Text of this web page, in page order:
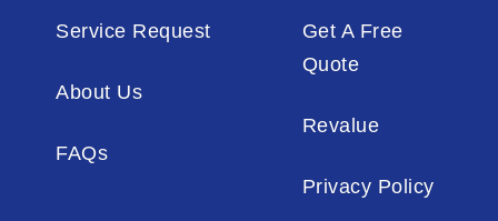
Service Request
About Us
FAQs
Get A Free
Quote
Revalue
Privacy Policy